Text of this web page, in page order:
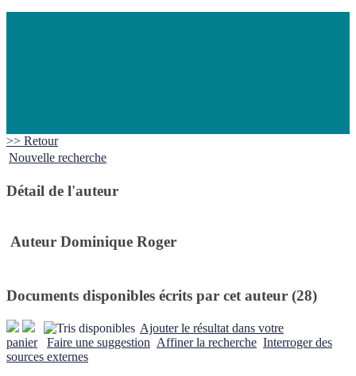
>> Retour
Nouvelle recherche
Détail de l'auteur
Auteur Dominique Roger
Documents disponibles écrits par cet auteur (28)
Ajouter le résultat dans votre
panier
Faire une suggestion Affiner la recherche Interroger des
sources externes